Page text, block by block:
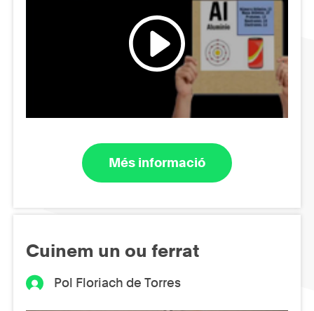
Més informació
Cuinem un ou ferrat
Pol Floriach de Torres